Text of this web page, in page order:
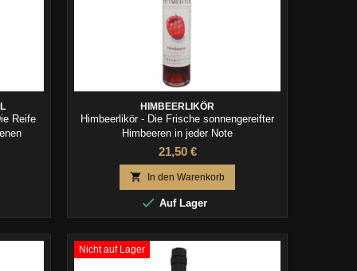
Reife
HIMBEERLIKÖR
Himbeerlikör - Die Frische sonnengereifter
Himbeeren in jeder Note
21,50 €
 In den Warenkorb
 Auf Lager
Nicht auf Lager